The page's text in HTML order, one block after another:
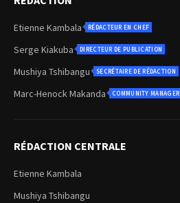
Etienne Kambala RÉDACTEUR EN CHEF
Serge Kiakuba DIRECTEUR DE PUBLICATION
Mushiya Tshibangu SECRÉTAIRE DE RÉDACTION
Marc-Henock Makanda COMMUNITY MANAGER
RÉDACTION CENTRALE
Etienne Kambala
Mushiya Tshibangu